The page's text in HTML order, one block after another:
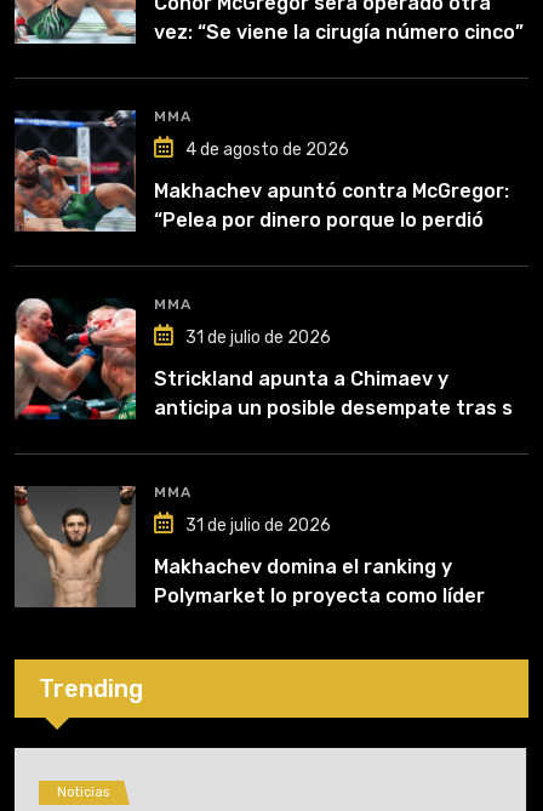
vez: “Se viene la cirugía número cinco”
MMA
4 de agosto de 2026
Makhachev apuntó contra McGregor:
“Pelea por dinero porque lo perdió
MMA
31 de julio de 2026
Strickland apunta a Chimaev y
anticipa un posible desempate tras su
MMA
31 de julio de 2026
Makhachev domina el ranking y
Polymarket lo proyecta como líder
Trending
Noticias